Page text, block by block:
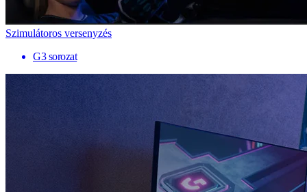
Szimulátoros versenyzés
G3 sorozat